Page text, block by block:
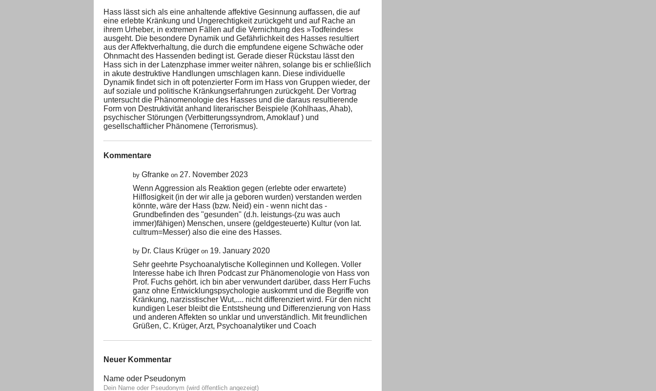
Hass lässt sich als eine anhaltende affektive Gesinnung auffassen, die auf
eine erlebte Kränkung und Ungerechtigkeit zurückgeht und auf Rache an
ihrem Urheber, in extremen Fällen auf die Vernichtung des »Todfeindes«
ausgeht. Die besondere Dynamik und Gefährlichkeit des Hasses resultiert
aus der Affektverhaltung, die durch die empfundene eigene Schwäche oder
Ohnmacht des Hassenden bedingt ist. Gerade dieser Rückstau lässt den
Hass sich in der Latenzphase immer weiter nähren, solange bis er schließlich
in akute destruktive Handlungen umschlagen kann. Diese individuelle
Dynamik findet sich in oft potenzierter Form im Hass von Gruppen wieder, der
auf soziale und politische Kränkungserfahrungen zurückgeht. Der Vortrag
untersucht die Phänomenologie des Hasses und die daraus resultierende
Form von Destruktivität anhand literarischer Beispiele (Kohlhaas, Ahab),
psychischer Störungen (Verbitterungssyndrom, Amoklauf ) und
gesellschaftlicher Phänomene (Terrorismus).
Kommentare
by Gfranke on 27. November 2023
Wenn Aggression als Reaktion gegen (erlebte oder erwartete)
Hilflosigkeit (in der wir alle ja geboren wurden) verstanden werden
könnte, wäre der Hass (bzw. Neid) ein - wenn nicht das -
Grundbefinden des "gesunden" (d.h. leistungs-(zu was auch
immer)fähigen) Menschen, unsere (geldgesteuerte) Kultur (von lat.
cultrum=Messer) also die eine des Hasses.
by Dr. Claus Krüger on 19. January 2020
Sehr geehrte Psychoanalytische Kolleginnen und Kollegen. Voller
Interesse habe ich Ihren Podcast zur Phänomenologie von Hass von
Prof. Fuchs gehört. ich bin aber verwundert darüber, dass Herr Fuchs
ganz ohne Entwicklungspsychologie auskommt und die Begriffe von
Kränkung, narzisstischer Wut,.... nicht differenziert wird. Für den nicht
kundigen Leser bleibt die Entstsheung und Differenzierung von Hass
und anderen Affekten so unklar und unverständlich. Mit freundlichen
Grüßen, C. Krüger, Arzt, Psychoanalytiker und Coach
Neuer Kommentar
Name oder Pseudonym
Dein Name oder Pseudonym (wird öffentlich angezeigt)